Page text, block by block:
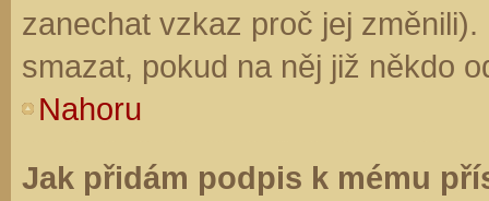
zanechat vzkaz proč jej
smazat, pokud na něj již někdo
Nahoru
Jak přidám podpis k mému